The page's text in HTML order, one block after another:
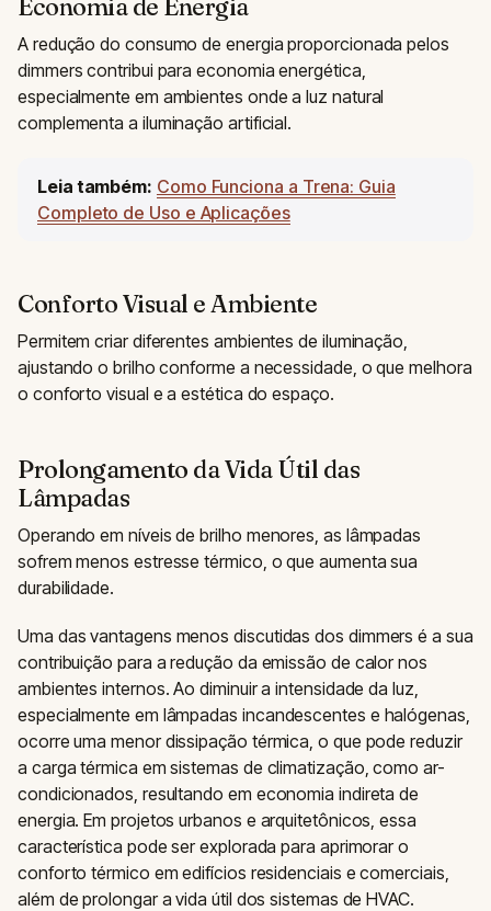
Economia de Energia
A redução do consumo de energia proporcionada pelos
dimmers contribui para economia energética,
especialmente em ambientes onde a luz natural
complementa a iluminação artificial.
Leia também: Como Funciona a Trena: Guia
Completo de Uso e Aplicações
Conforto Visual e Ambiente
Permitem criar diferentes ambientes de iluminação,
ajustando o brilho conforme a necessidade, o que melhora
o conforto visual e a estética do espaço.
Prolongamento da Vida Útil das
Lâmpadas
Operando em níveis de brilho menores, as lâmpadas
sofrem menos estresse térmico, o que aumenta sua
durabilidade.
Uma das vantagens menos discutidas dos dimmers é a sua
contribuição para a redução da emissão de calor nos
ambientes internos. Ao diminuir a intensidade da luz,
especialmente em lâmpadas incandescentes e halógenas,
ocorre uma menor dissipação térmica, o que pode reduzir
a carga térmica em sistemas de climatização, como ar-
condicionados, resultando em economia indireta de
energia. Em projetos urbanos e arquitetônicos, essa
característica pode ser explorada para aprimorar o
conforto térmico em edifícios residenciais e comerciais,
além de prolongar a vida útil dos sistemas de HVAC.